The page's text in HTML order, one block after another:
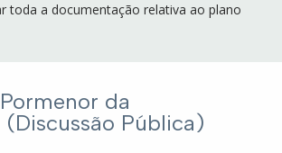
toda a documentação relativa ao plano
da
(Discussão Pública)